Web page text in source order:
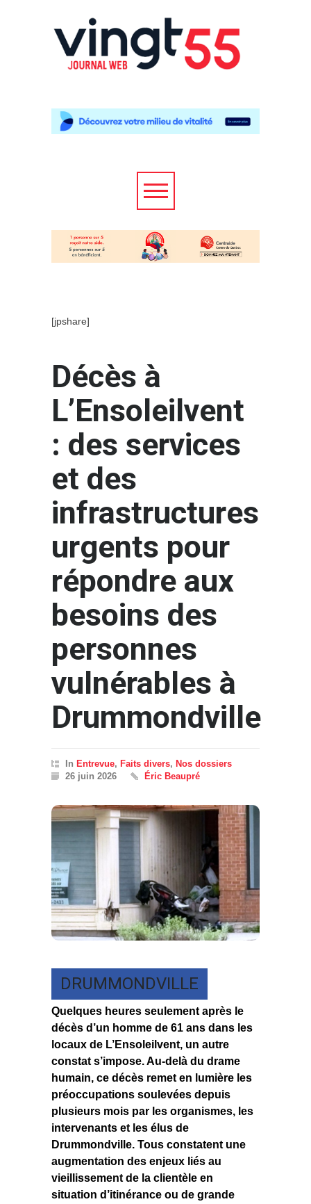
[jpshare]
Décès à
L’Ensoleilvent
: des services
et des
infrastructures
urgents pour
répondre aux
besoins des
personnes
vulnérables à
Drummondville
In Entrevue, Faits divers, Nos dossiers
26 juin 2026
Éric Beaupré
DRUMMONDVILLE
Quelques heures seulement après le
décès d’un homme de 61 ans dans les
locaux de L’Ensoleilvent, un autre
constat s’impose. Au-delà du drame
humain, ce décès remet en lumière les
préoccupations soulevées depuis
plusieurs mois par les organismes, les
intervenants et les élus de
Drummondville. Tous constatent une
augmentation des enjeux liés au
vieillissement de la clientèle en
situation d’itinérance ou de grande